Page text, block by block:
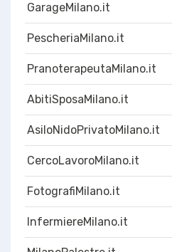
GarageMilano.it
PescheriaMilano.it
PranoterapeutaMilano.it
AbitiSposaMilano.it
AsiloNidoPrivatoMilano.it
CercoLavoroMilano.it
FotografiMilano.it
InfermiereMilano.it